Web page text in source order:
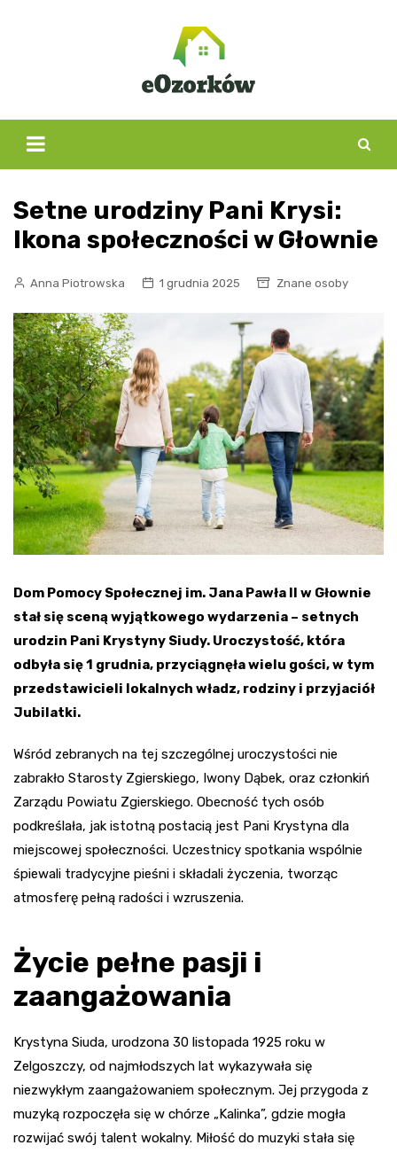
Setne urodziny Pani Krysi:
Ikona społeczności w Głownie
Anna Piotrowska 1 grudnia 2025 Znane osoby
Dom Pomocy Społecznej im. Jana Pawła II w Głownie
stał się sceną wyjątkowego wydarzenia – setnych
urodzin Pani Krystyny Siudy. Uroczystość, która
odbyła się 1 grudnia, przyciągnęła wielu gości, w tym
przedstawicieli lokalnych władz, rodziny i przyjaciół
Jubilatki.
Wśród zebranych na tej szczególnej uroczystości nie
zabrakło Starosty Zgierskiego, Iwony Dąbek, oraz członkiń
Zarządu Powiatu Zgierskiego. Obecność tych osób
podkreślała, jak istotną postacią jest Pani Krystyna dla
miejscowej społeczności. Uczestnicy spotkania wspólnie
śpiewali tradycyjne pieśni i składali życzenia, tworząc
atmosferę pełną radości i wzruszenia.
Życie pełne pasji i
zaangażowania
Krystyna Siuda, urodzona 30 listopada 1925 roku w
Zelgoszczy, od najmłodszych lat wykazywała się
niezwykłym zaangażowaniem społecznym. Jej przygoda z
muzyką rozpoczęła się w chórze „Kalinka”, gdzie mogła
rozwijać swój talent wokalny. Miłość do muzyki stała się